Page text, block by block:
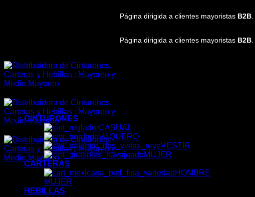
Página dirigida a clientes mayoristas B2B
Página dirigida a clientes mayoristas B2B
CINTURONES
CASUAL
VAQUERO
VESTIR
MUJER
CARTERAS
HOMBRE
MUJER
HEBILLAS